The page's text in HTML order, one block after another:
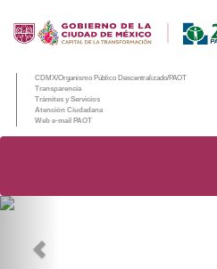
CDMX/Organismo Público Descentralizado/PAOT
Transparencia
Trámites y Servicios
Atención Ciudadana
Web e-mail PAOT